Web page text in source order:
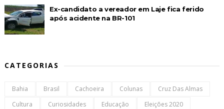
Ex-candidato a vereador em Laje fica ferido
após acidente na BR-101
CATEGORIAS
Bahia Brasil Cachoeira Colunas
Cruz Das Almas
Cultura
Curiosidades Educação
Eleições 2020